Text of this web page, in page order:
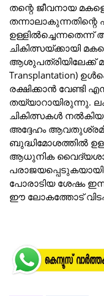
തന്റെ ജീവനായ
തന്നാലാകുന്നതിന്റെ
ഉള്ളിൽച്ചെന്നതെന്ന്
ചികിത്സയ്ക്കായി
ആശുപത്രിയിലേക്ക്
Transplantation)
രക്ഷിക്കാൻ വേണ്ടി
തയ്യാറായിരുന്നു.
ചികിത്സകൾ
അദ്ദേഹം
ബുദ്ധിമോശത്തിൽ
ആധുനിക
പോരാടിയ ശേഷം
ഈ ലോകത്തോട്